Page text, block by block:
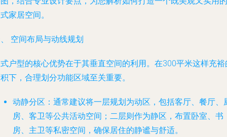
家居空间。
空间布局与动线规划
户型的核心优势在于其垂直空间的利用。在300平米这样充裕
下，合理划分功能区域至关重要。
动静分区 ：通常建议将一层规划为动区，包括客厅、餐厅、
房、客卫等公共活动空间；二层则作为静区，布置卧室、书
房、主卫等私密空间，确保居住的静谧与舒适。